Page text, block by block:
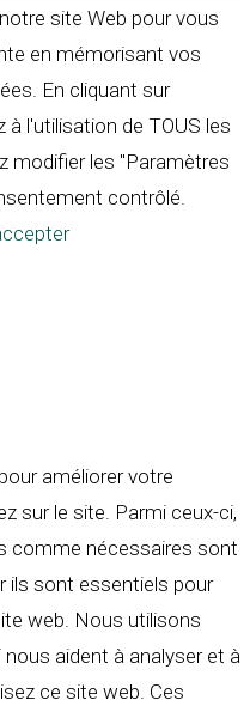
site Web pour vous
en mémorisant vos
En cliquant sur
l'utilisation de TOUS les
modifier les "Paramètres
contrôlé.
améliorer votre
sur le site. Parmi ceux-ci,
comme nécessaires sont
ils sont essentiels pour
web. Nous utilisons
aident à analyser et à
ce site web. Ces